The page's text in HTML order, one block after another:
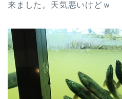
来ました。天気悪いけどｗ